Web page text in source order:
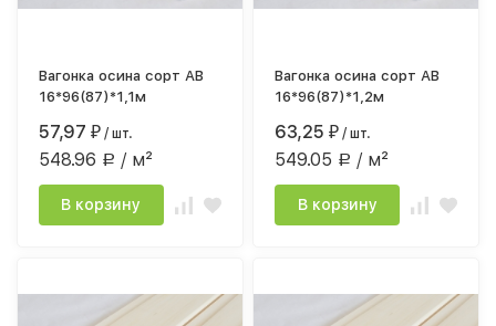
Вагонка осина сорт АВ
16*96(87)*1,1м
57,97₽ / шт.
548.96 Р / м²
В корзину
Вагонка осина сорт АВ
16*96(87)*1,2м
63,25₽ / шт.
549.05 Р / м²
В корзину